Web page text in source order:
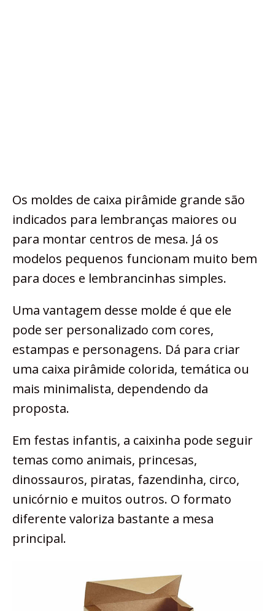
Os moldes de caixa pirâmide grande são
indicados para lembranças maiores ou
para montar centros de mesa. Já os
modelos pequenos funcionam muito bem
para doces e lembrancinhas simples.
Uma vantagem desse molde é que ele
pode ser personalizado com cores,
estampas e personagens. Dá para criar
uma caixa pirâmide colorida, temática ou
mais minimalista, dependendo da
proposta.
Em festas infantis, a caixinha pode seguir
temas como animais, princesas,
dinossauros, piratas, fazendinha, circo,
unicórnio e muitos outros. O formato
diferente valoriza bastante a mesa
principal.